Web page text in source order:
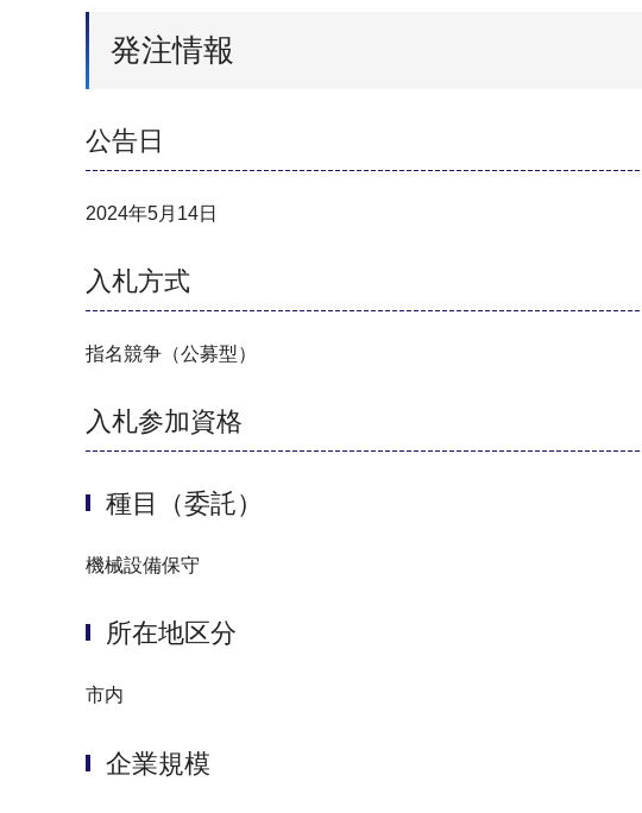
発注情報
公告日
2024年5月14日
入札方式
指名競争（公募型）
入札参加資格
種目（委託）
機械設備保守
所在地区分
市内
企業規模